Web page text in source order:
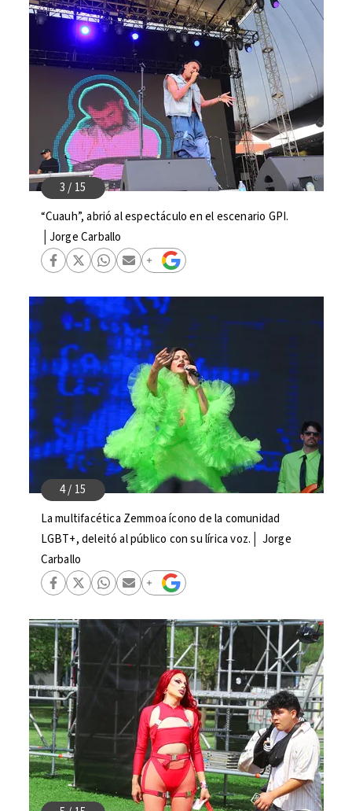
“Cuauh”, abrió al espectáculo en el escenario GPI.
│Jorge Carballo
La multifacética Zemmoa ícono de la comunidad
LGBT+, deleitó al público con su lírica voz.│ Jorge
Carballo